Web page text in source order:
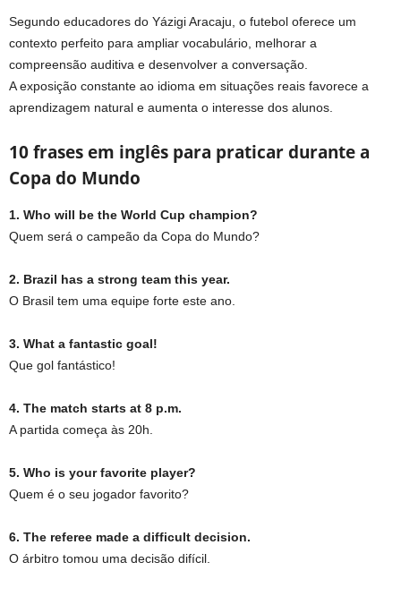
Segundo educadores do Yázigi Aracaju, o futebol oferece um
contexto perfeito para ampliar vocabulário, melhorar a
compreensão auditiva e desenvolver a conversação.
A exposição constante ao idioma em situações reais favorece a
aprendizagem natural e aumenta o interesse dos alunos.
10 frases em inglês para praticar durante a
Copa do Mundo
1. Who will be the World Cup champion?
Quem será o campeão da Copa do Mundo?
2. Brazil has a strong team this year.
O Brasil tem uma equipe forte este ano.
3. What a fantastic goal!
Que gol fantástico!
4. The match starts at 8 p.m.
A partida começa às 20h.
5. Who is your favorite player?
Quem é o seu jogador favorito?
6. The referee made a difficult decision.
O árbitro tomou uma decisão difícil.